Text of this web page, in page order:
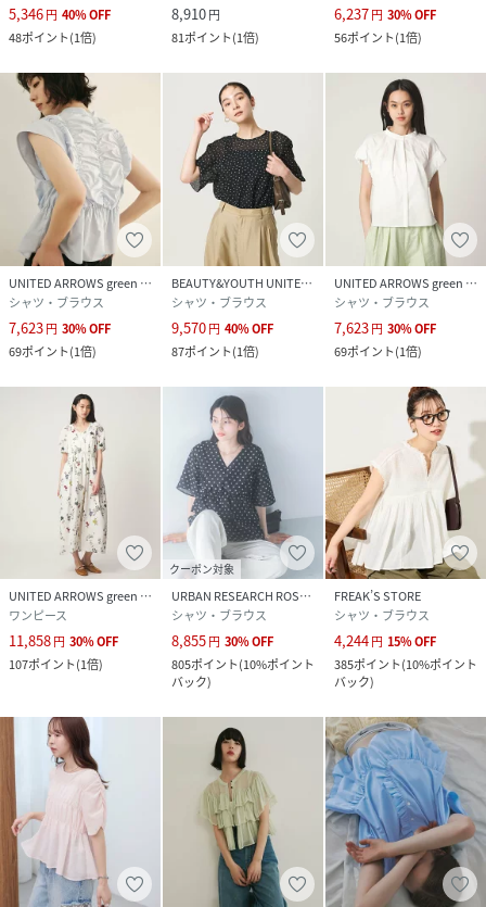
5,346円 40%OFF
48ポイント(1倍)
8,910円
81ポイント(1倍)
6,237円 30%OFF
56ポイント(1倍)
UNITED ARROWS green label relaxing
シャツ・ブラウス
7,623円 30%OFF
69ポイント(1倍)
BEAUTY&YOUTH UNITED ARROWS
シャツ・ブラウス
9,570円 40%OFF
87ポイント(1倍)
UNITED ARROWS green label relaxing
シャツ・ブラウス
7,623円 30%OFF
69ポイント(1倍)
UNITED ARROWS green label relaxing
ワンピース
11,858円 30%OFF
107ポイント(1倍)
クーポン対象
URBAN RESEARCH ROSSO
シャツ・ブラウス
8,855円 30%OFF
805ポイント(10%ポイント
バック)
FREAK’S STORE
シャツ・ブラウス
4,244円 15%OFF
385ポイント(10%ポイント
バック)